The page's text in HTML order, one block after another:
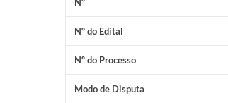
Nº do Edital
Nº do Processo
Modo de Disputa